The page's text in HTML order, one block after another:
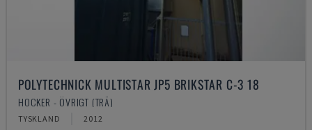
POLYTECHNICK MULTISTAR JP5 BRIKSTAR C-3 18
HOCKER - ÖVRIGT (TRÄ)
TYSKLAND 2012